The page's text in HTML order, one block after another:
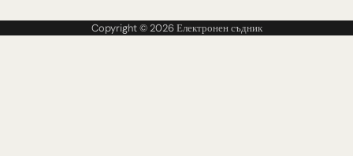
Copyright © 2026Електронен съдник